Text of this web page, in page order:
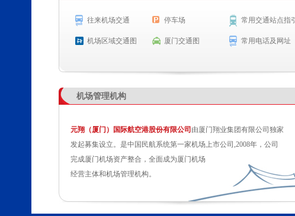
往来机场交通 停车场 常用交通站点指引
机场区域交通图 厦门交通图 常用电话及网址
机场管理机构
元翔（厦门）国际航空港股份有限公司 由厦门翔业集团有限公司独家
发起募集设立。是中国民航系统第一家机场上市公司,2008年，公司
完成厦门机场资产整合，全面成为厦门机场
经营主体和机场管理机构。